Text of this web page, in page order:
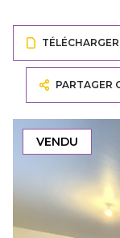
PARTAGER
VENDU